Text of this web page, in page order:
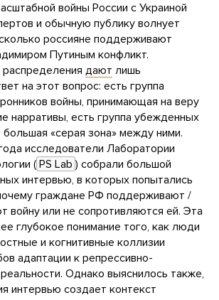
войны России с Украиной
и обычную публику волнует
россияне поддерживают
Путиным конфликт.
дают лишь
на этот вопрос: есть группа
войны, принимающая на веру
нарративы, есть группа убежденных
«серая зона» между ними.
исследователи Лаборатории
( PS Lab ) собрали большой
интервью, в которых попытались
граждане РФ поддерживают /
войну или не сопротивляются ей. Эта
глубокое понимание того, как люди
и когнитивные коллизии
адаптации к репрессивно-
Однако выяснилось также,
интервью создает контекст